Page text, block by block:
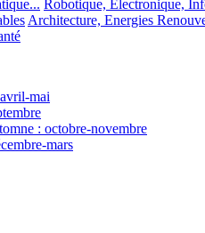
Robotique, Electronique,
Architecture, Energies
mai
: octobre-novembre
mars